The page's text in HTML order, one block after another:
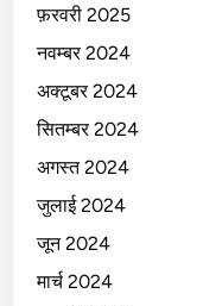
फ़रवरी 2025
नवम्बर 2024
अक्टूबर 2024
सितम्बर 2024
अगस्त 2024
जुलाई 2024
जून 2024
मार्च 2024